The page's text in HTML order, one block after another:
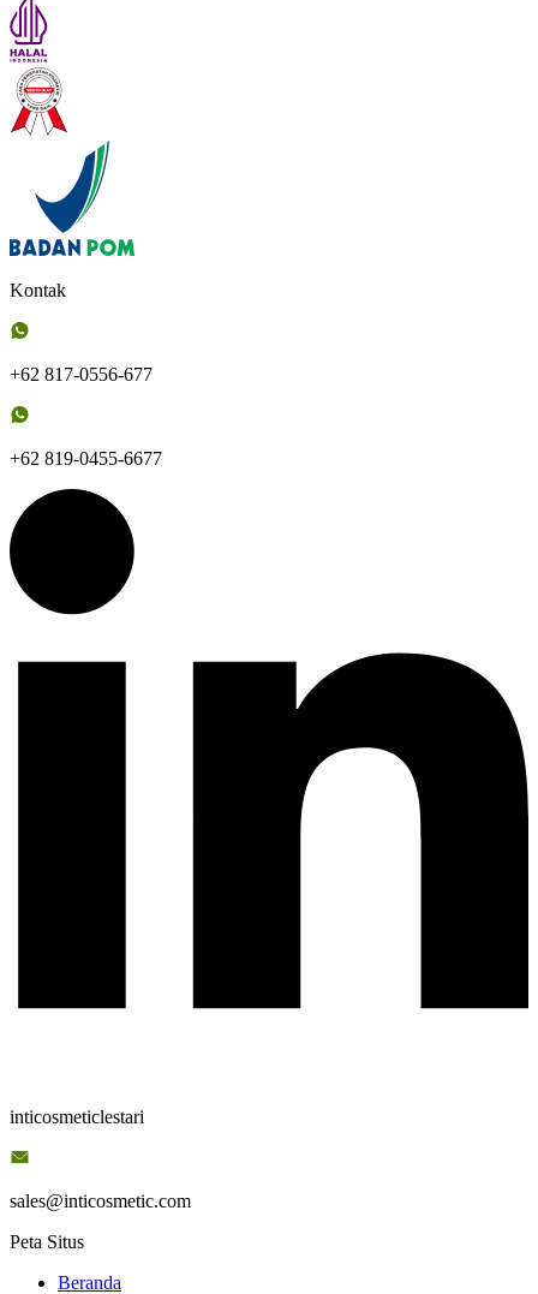
Kontak
+62 817-0556-677
+62 819-0455-6677
inticosmeticlestari
sales@inticosmetic.com
Peta Situs
Beranda